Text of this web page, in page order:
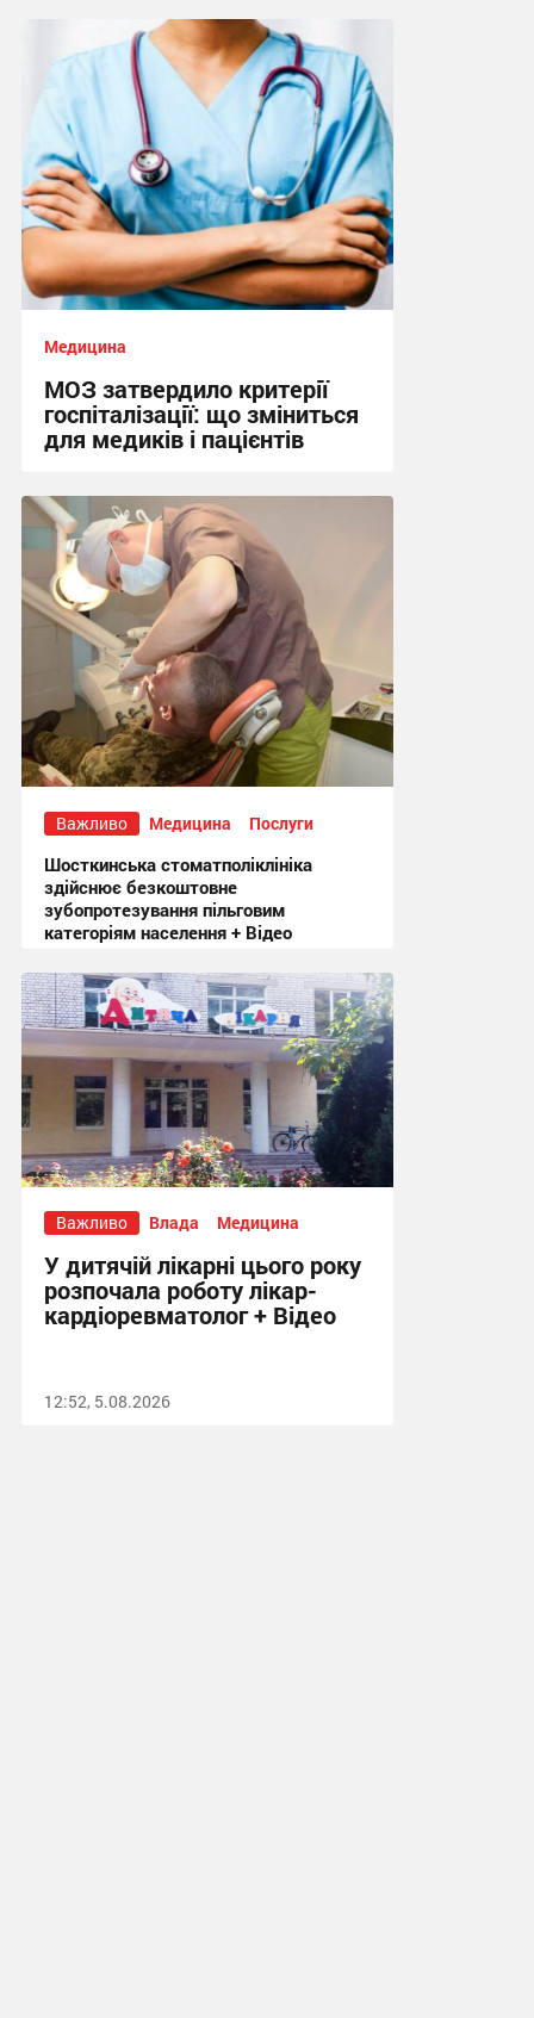
Медицина
МОЗ затвердило критерії
госпіталізації: що зміниться
для медиків і пацієнтів
09:12 сьогодні
Важливо Медицина Послуги
Шосткинська стоматполіклініка
здійснює безкоштовне
зубопротезування пільговим
категоріям населення + Відео
18:58, 5.08.2026
Важливо Влада Медицина
У дитячій лікарні цього року
розпочала роботу лікар-
кардіоревматолог + Відео
12:52, 5.08.2026